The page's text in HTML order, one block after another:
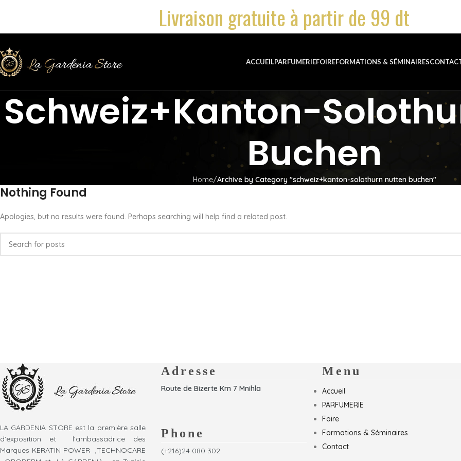
Livraison gratuite à partir de 99 dt
ACCUEILPARFUMERIEFOIREFORMATIONS & SÉMINAIRES
Schweiz+kanton-
Buchen
Home Archive by Category "schweiz+kanton-solothurn nutten buchen"
Nothing Found
Apologies, but no results were found. Perhaps searching will help find a related post.
LA GARDENIA STORE est la première salle
d’exposition et l’ambassadrice des
Marques KERATIN POWER ,TECHNOCARE
Adresse
Route de Bizerte Km 7 Mnihla
Phone
(+216)24 080 302
Menu
Accueil
PARFUMERIE
Foire
Formations & Séminaires
Contact